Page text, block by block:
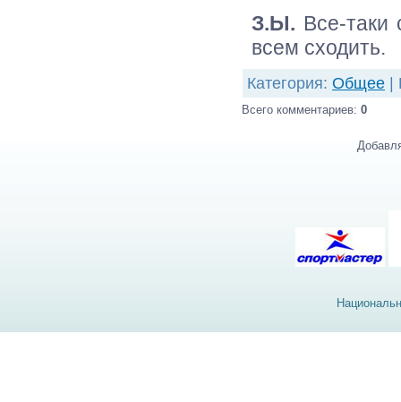
З.Ы. Все-
всем сходить.
Категория: Общее |
Всего комментариев: 0